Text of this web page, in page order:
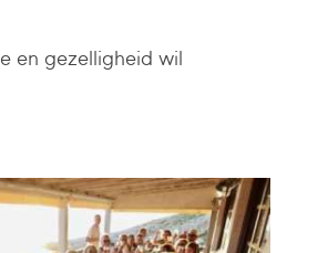
en gezelligheid wil